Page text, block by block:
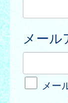
メール
メー